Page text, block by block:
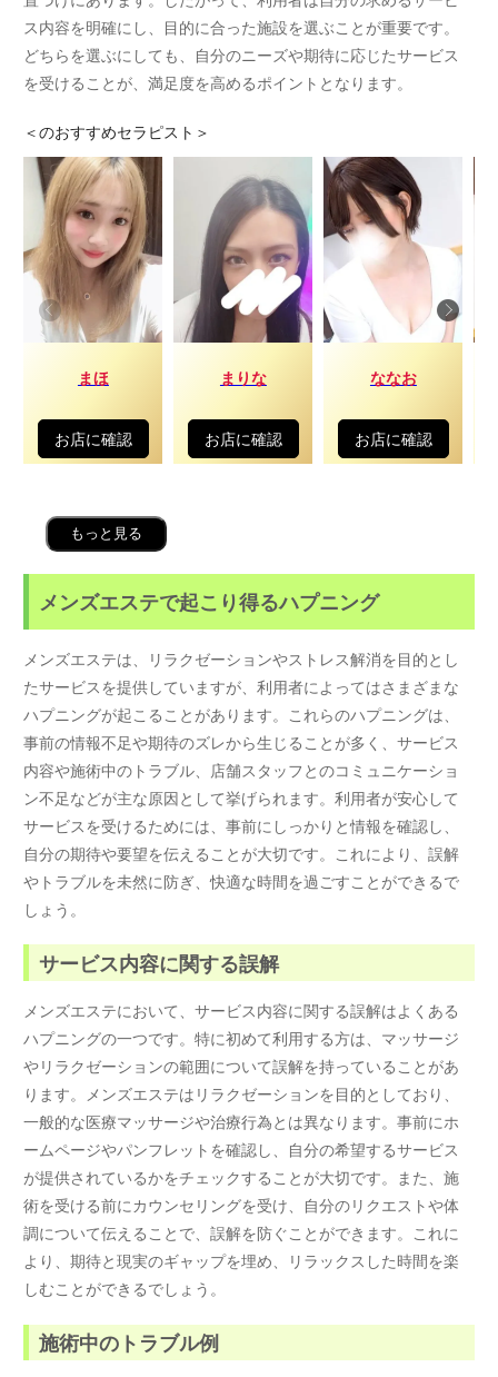
ス内容を明確にし、目的に合った施設を選ぶことが重要です。
どちらを選ぶにしても、自分のニーズや期待に応じたサービス
を受けることが、満足度を高めるポイントとなります。
＜のおすすめセラピスト＞
まほ
お店に確認
まりな
お店に確認
ななお
お店に確認
もっと見る
メンズエステで起こり得るハプニング
メンズエステは、リラクゼーションやストレス解消を目的とし
たサービスを提供していますが、利用者によってはさまざまな
ハプニングが起こることがあります。これらのハプニングは、
事前の情報不足や期待のズレから生じることが多く、サービス
内容や施術中のトラブル、店舗スタッフとのコミュニケーショ
ン不足などが主な原因として挙げられます。利用者が安心して
サービスを受けるためには、事前にしっかりと情報を確認し、
自分の期待や要望を伝えることが大切です。これにより、誤解
やトラブルを未然に防ぎ、快適な時間を過ごすことができるで
しょう。
サービス内容に関する誤解
メンズエステにおいて、サービス内容に関する誤解はよくある
ハプニングの一つです。特に初めて利用する方は、マッサージ
やリラクゼーションの範囲について誤解を持っていることがあ
ります。メンズエステはリラクゼーションを目的としており、
一般的な医療マッサージや治療行為とは異なります。事前にホ
ームページやパンフレットを確認し、自分の希望するサービス
が提供されているかをチェックすることが大切です。また、施
術を受ける前にカウンセリングを受け、自分のリクエストや体
調について伝えることで、誤解を防ぐことができます。これに
より、期待と現実のギャップを埋め、リラックスした時間を楽
しむことができるでしょう。
施術中のトラブル例